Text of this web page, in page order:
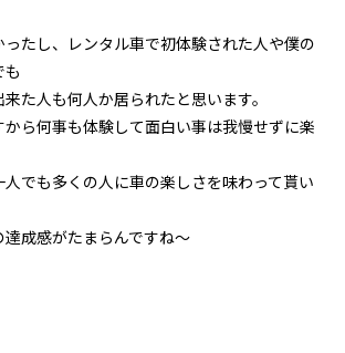
たし、レンタル車で初体験された人や僕の
た人も何人か居られたと思います。
ら何事も体験して面白い事は我慢せずに楽
でも多くの人に車の楽しさを味わって貰い
達成感がたまらんですね〜